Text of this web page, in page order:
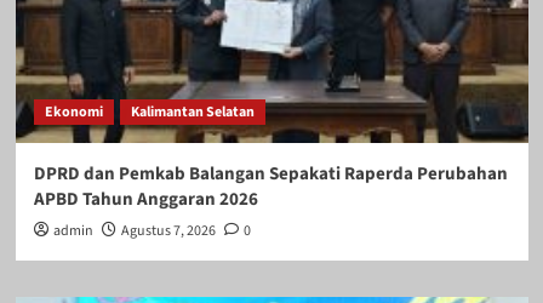
Ekonomi Kalimantan Selatan
DPRD dan Pemkab Balangan Sepakati Raperda Perubahan
APBD Tahun Anggaran 2026
admin Agustus 7, 2026 0